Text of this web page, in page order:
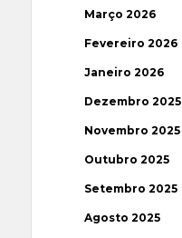
Março 2026
Fevereiro 2026
Janeiro 2026
Dezembro 2025
Novembro 2025
Outubro 2025
Setembro 2025
Agosto 2025